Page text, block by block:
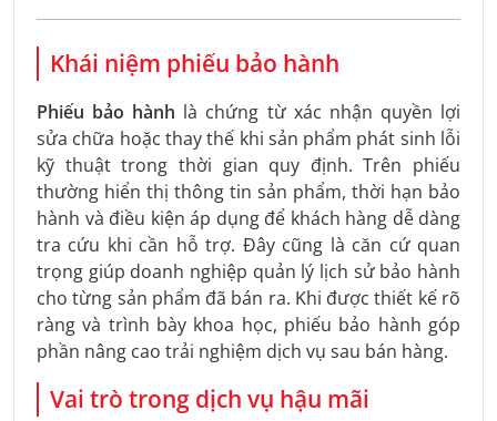
Khái niệm phiếu bảo hành
Phiếu bảo hành là chứng từ xác nhận quyền lợi
sửa chữa hoặc thay thế khi sản phẩm phát sinh lỗi
kỹ thuật trong thời gian quy định. Trên phiếu
thường hiển thị thông tin sản phẩm, thời hạn bảo
hành và điều kiện áp dụng để khách hàng dễ dàng
tra cứu khi cần hỗ trợ. Đây cũng là căn cứ quan
trọng giúp doanh nghiệp quản lý lịch sử bảo hành
cho từng sản phẩm đã bán ra. Khi được thiết kế rõ
ràng và trình bày khoa học, phiếu bảo hành góp
phần nâng cao trải nghiệm dịch vụ sau bán hàng.
Vai trò trong dịch vụ hậu mãi